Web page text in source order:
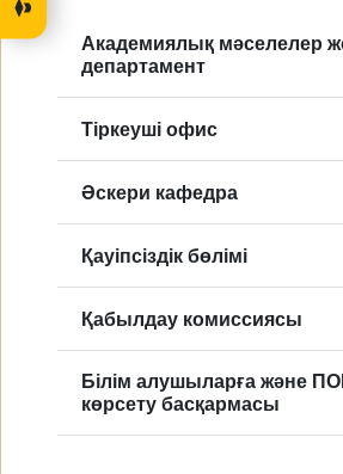
Aкадемиялық мәселелер
департамент
Tіркеуші офис
Әскери кафедра
Қауіпсіздік бөлімі
Қабылдау комиссиясы
Білім алушыларға және
көрсету басқармасы